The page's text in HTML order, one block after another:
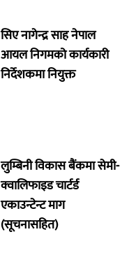
सिए नागेन्द्र साह नेपाल
आयल निगमको कार्यकारी
निर्देशकमा नियुक्त
लुम्बिनी विकास बैंकमा सेमी-
क्वालिफाइड चार्टर्ड
एकाउन्टेन्ट माग
(सूचनासहित)